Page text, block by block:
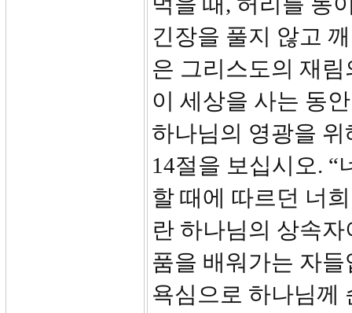
긴장을 풀지 않고
은 그리스도의 재
이 세상을 사는 동
하나님의 영광을
14절을 보십시오. “
할 때에 따르던 너
란 하나님의 상속
품을 배워가는 자들
욕심으로 하나님께